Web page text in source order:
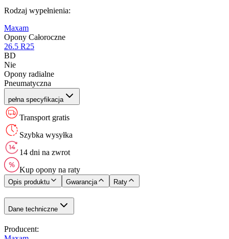
Rodzaj wypełnienia:
Maxam
Opony Całoroczne
26.5 R25
BD
Nie
Opony radialne
Pneumatyczna
pełna specyfikacja
Transport gratis
Szybka wysyłka
14 dni na zwrot
Kup opony na raty
Opis produktu Gwarancja Raty
Dane techniczne
Producent: